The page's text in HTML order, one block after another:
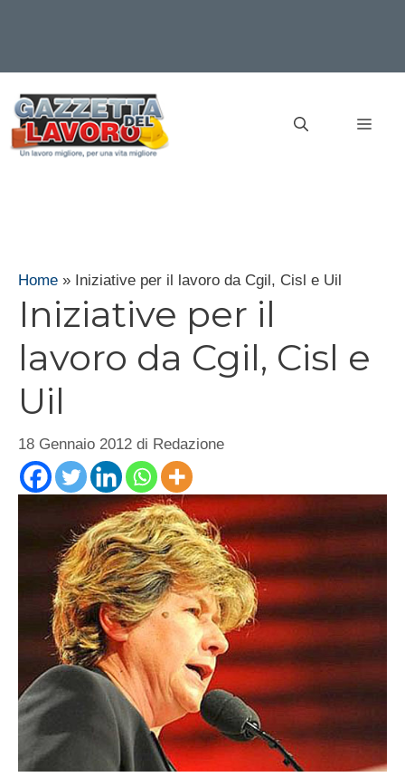
contenuto
Home » Iniziative per il lavoro da Cgil, Cisl e Uil
Iniziative per il
lavoro da Cgil, Cisl e
Uil
18 Gennaio 2012 di Redazione